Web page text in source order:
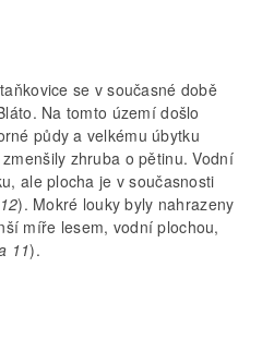
se v současné době
Na tomto území došlo
půdy a velkému úbytku
zhruba o pětinu. Vodní
ale plocha je v současnosti
). Mokré louky byly nahrazeny
míře lesem, vodní plochou,
11).